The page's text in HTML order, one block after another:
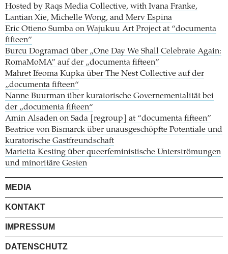
Hosted by Raqs Media Collective, with Ivana Franke,
Lantian Xie, Michelle Wong, and Merv Espina
Eric Otieno Sumba on Wajukuu Art Project at “documenta
fifteen”
Burcu Dogramaci über „One Day We Shall Celebrate Again:
RomaMoMA” auf der „documenta fifteen”
Mahret Ifeoma Kupka über The Nest Collective auf der
„documenta fifteen“
Nanne Buurman über kuratorische Governementalität bei
der „documenta fifteen“
Amin Alsaden on Sada [regroup] at “documenta fifteen”
Beatrice von Bismarck über unausgeschöpfte Potentiale und
kuratorische Gastfreundschaft
Marietta Kesting über queerfeministische Unterströmungen
und minoritäre Gesten
MEDIA
KONTAKT
IMPRESSUM
DATENSCHUTZ